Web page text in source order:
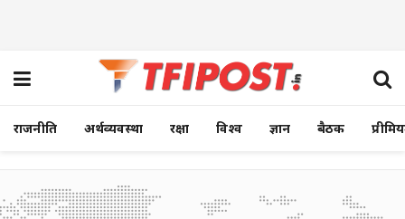
राजनीति अर्थव्यवस्था रक्षा विश्व ज्ञान बैठक